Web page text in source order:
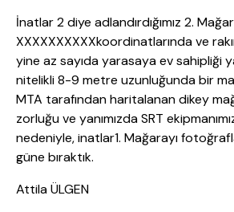
İnatlar 2 diye adlandırdığımız 2.
XXXXXXXXXXkoordinatlarında ve
yine az sayıda yarasaya ev sahipliği
nitelikli 8-9 metre uzunluğunda bir
MTA tarafından haritalanan dikey
zorluğu ve yanımızda SRT
nedeniyle, inatlar1. Mağarayı
güne bıraktık.
Attila ÜLGEN